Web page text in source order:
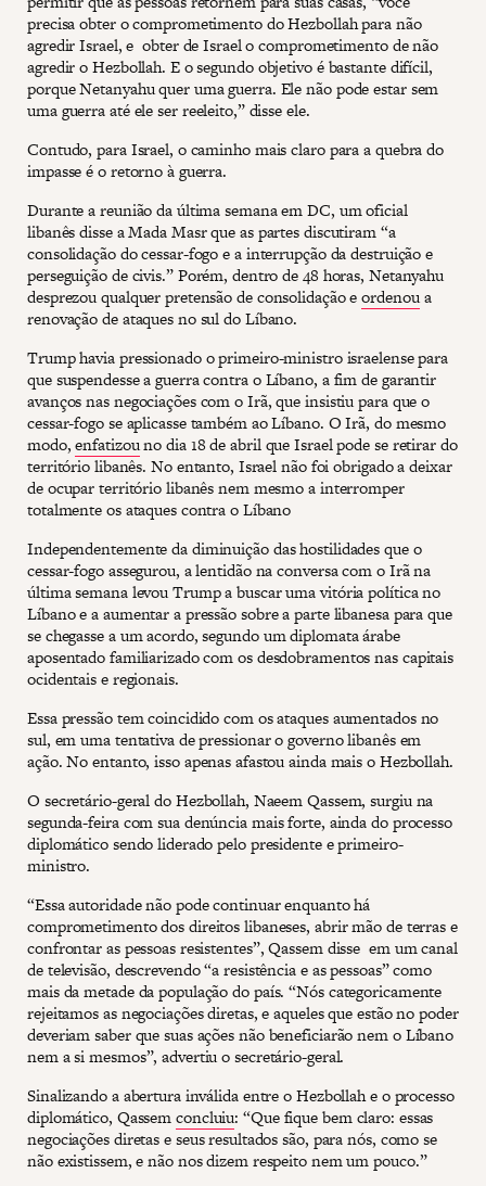
precisa obter o comprometimento do Hezbollah para não
agredir Israel, e obter de Israel o comprometimento de não
agredir o Hezbollah. E o segundo objetivo é bastante difícil,
porque Netanyahu quer uma guerra. Ele não pode estar sem
uma guerra até ele ser reeleito,” disse ele.
Contudo, para Israel, o caminho mais claro para a quebra do
impasse é o retorno à guerra.
Durante a reunião da última semana em DC, um oficial
libanês disse a Mada Masr que as partes discutiram “a
consolidação do cessar-fogo e a interrupção da destruição e
perseguição de civis.” Porém, dentro de 48 horas, Netanyahu
desprezou qualquer pretensão de consolidação eordenoua
renovação de ataques no sul do Líbano.
Trump havia pressionado o primeiro-ministro israelense para
que suspendesse a guerra contra o Líbano, a fim de garantir
avanços nas negociações com o Irã, que insistiu para que o
cessar-fogo se aplicasse também ao Líbano. O Irã, do mesmo
modo,enfatizouno dia 18 de abril que Israel pode se retirar do
território libanês. No entanto, Israel não foi obrigado a deixar
de ocupar território libanês nem mesmo a interromper
totalmente os ataques contra o Líbano
Independentemente da diminuição das hostilidades que o
cessar-fogo assegurou, a lentidão na conversa com o Irã na
última semana levou Trump a buscar uma vitória política no
Líbano e a aumentar a pressão sobre a parte libanesa para que
se chegasse a um acordo, segundo um diplomata árabe
aposentado familiarizado com os desdobramentos nas capitais
ocidentais e regionais.
Essa pressão tem coincidido com os ataques aumentados no
sul, em uma tentativa de pressionar o governo libanês em
ação. No entanto, isso apenas afastou ainda mais o Hezbollah.
O secretário-geral do Hezbollah, Naeem Qassem, surgiu na
segunda-feira com sua denúncia mais forte, ainda do processo
diplomático sendo liderado pelo presidente e primeiro-
ministro.
“Essa autoridade não pode continuar enquanto há
comprometimento dos direitos libaneses, abrir mão de terras e
confrontar as pessoas resistentes”, Qassem disse em um canal
de televisão, descrevendo “a resistência e as pessoas” como
mais da metade da população do país. “Nós categoricamente
rejeitamos as negociações diretas, e aqueles que estão no poder
deveriam saber que suas ações não beneficiarão nem o Líbano
nem a si mesmos”, advertiu o secretário-geral.
Sinalizando a abertura inválida entre o Hezbollah e o processo
diplomático, Qassemconcluiu: “Que fique bem claro: essas
negociações diretas e seus resultados são, para nós, como se
não existissem, e não nos dizem respeito nem um pouco.”